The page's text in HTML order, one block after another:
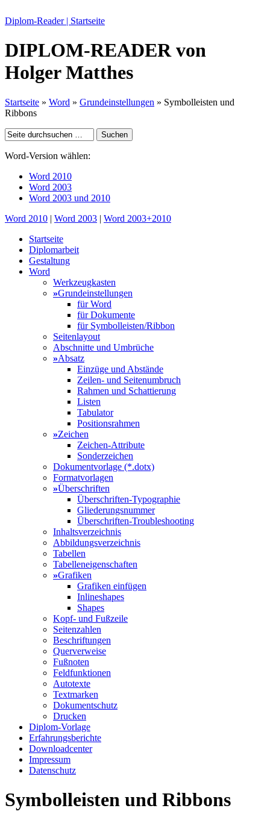
Diplom-Reader | Startseite
DIPLOM-READERvon
Holger Matthes
Startseite » Word » Grundeinstellungen » Symbolleisten und
Ribbons
Word-Version wählen:
Word 2010
Word 2003
Word 2003 und 2010
Word 2010 | Word 2003 | Word 2003+2010
Startseite
Diplomarbeit
Gestaltung
Word
Werkzeugkasten
»Grundeinstellungen
für Word
für Dokumente
für Symbolleisten/Ribbon
Seitenlayout
Abschnitte und Umbrüche
»Absatz
Einzüge und Abstände
Zeilen- und Seitenumbruch
Rahmen und Schattierung
Listen
Tabulator
Positionsrahmen
»Zeichen
Zeichen-Attribute
Sonderzeichen
Dokumentvorlage (*.dotx)
Formatvorlagen
»Überschriften
Überschriften-Typographie
Gliederungsnummer
Überschriften-Troubleshooting
Inhaltsverzeichnis
Abbildungsverzeichnis
Tabellen
Tabelleneigenschaften
»Grafiken
Grafiken einfügen
Inlineshapes
Shapes
Kopf- und Fußzeile
Seitenzahlen
Beschriftungen
Querverweise
Fußnoten
Feldfunktionen
Autotexte
Textmarken
Dokumentschutz
Drucken
Diplom-Vorlage
Erfahrungsberichte
Downloadcenter
Impressum
Datenschutz
Symbolleisten und Ribbons